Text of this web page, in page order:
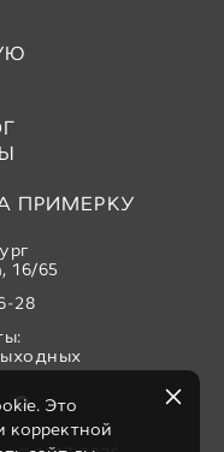
ПРИМЕРКУ
16/65
28
Это
корректной